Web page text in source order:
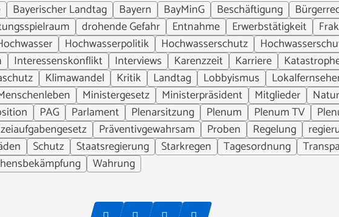
Bayerischer Landtag Bayern BayMinG Beschäftigung
drohende Gefahr Entnahme Erwerbstätigkeit
Hochwasserpolitik Hochwasserschutz
Interessenskonflikt Interviews Karenzzeit Karriere
Klimawandel Kritik Landtag Lobbyismus
Ministergesetz Ministerpräsident Mitglieder
Natur
PAG Parlament Plenarsitzung Plenum Plenum TV
Präventivgewahrsam Proben Regelung
Schutz Staatsregierung Starkregen Tagesordnung
Wahrung